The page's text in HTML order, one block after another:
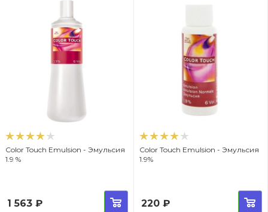
Color Touch Emulsion - Эмульсия
1.9 %
1 563 ₽
Color Touch Emulsion - Эмульсия
1.9%
220₽